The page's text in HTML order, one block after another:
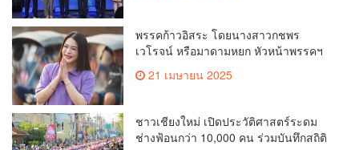
พรรคก้าวอิสระ โดยนางสาวกชพร
เวโรจน์ หรือมาดามหยก หัวหน้าพรรคฯ
จัดการประชุมใหญ่สามัญประจำปี 2568
พรรคก้าวอิสระ ครั้งที่ 1/2568 โ
21 เมษายน 2025
ชาวเชียงใหม่ เปิดประวัติศาสตร์ระดม
ช่างฟ้อนกว่า 10,000 คน ร่วมบันทึกสถิติ